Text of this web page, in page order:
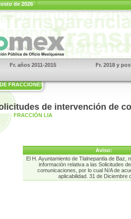
de 2026
Fr. años 2011-2015 Fr. 2018 y
FRACCIONES
de intervención de
FRACCIÓN LIA
Aviso:
El H. Ayuntamiento de Tlalnepantla de Baz,
información relativa a las Solicitudes
comunicaciones, por lo cual N/A de
aplicabilidad. 31 de Diciembre